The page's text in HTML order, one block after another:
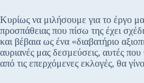
Κυρίως να μιλήσουμε για το έργο
προσπάθειας που πίσω της έχει
και βέβαια ως ένα «διαβατήριο
αυριανές μας δεσμεύσεις, αυτές
από τις επερχόμενες εκλογές, θα